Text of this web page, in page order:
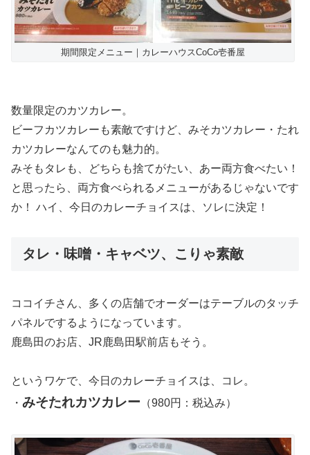
期間限定メニュー｜カレーハウスCoCo壱番屋
数量限定のカツカレー。
ビーフカツカレーも素敵ですけど、みそカツカレー・たれ
カツカレーなんてのも魅力的。
みそもタレも、どちらも捨てがたい、あー両方食べたい！
と思ったら、両方食べられるメニューがあるじゃないです
か！ ハイ、今日のカレーチョイスは、ソレに決定！
タレ・味噌・キャベツ、こりゃ素敵
ココイチさん、多くの店舗でオーダーはテーブルのタッチ
パネルでするようになっています。
鹿島田のお店、JR鹿島田駅前店もそう。
というワケで、今日のカレーチョイスは、コレ。
・ みそたれカツカレー （980円：税込み）